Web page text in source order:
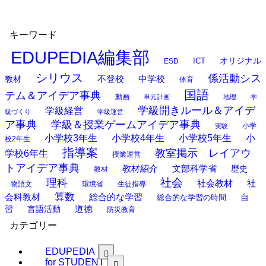
キーワード
EDUPEDIA編集部 ESD ICT
オリジナル
教材
シリウス 不登校 中学校 体育
係活動シス
テム＆アイデア事典
動画 単元計画 国語 地理 学
級づくり 学級経営 学級運営
学級開きルール＆アイデ
ア事典
学級＆授業ゲームアイデア事典 実験
小学
校2年生
小学校3年生 小学校4年生 小学校5年生
小
学校6年生
指導案 授業運営
教室掲示 レイアウ
トアイデア事典
教材 教材紹介 文部科学省 歴史
物語文 理科 環境省 生徒指導 社会 社会教材
社
会科教材
算数 総合的な学習 総合的な学習の時間
自
習
言語活動 道徳 防災教育
カテゴリー
EDUPEDIA
for STUDENT